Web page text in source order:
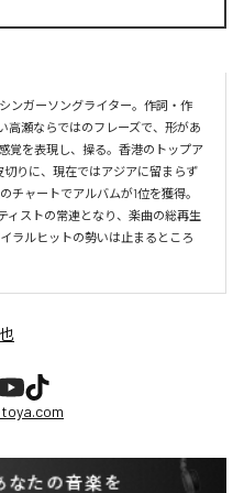
ンガーソングライター。作詞・作
高瀬ならではのフレーズで、形があ
覚を表現し、操る。香港のトップア
りに、現在ではアジアに留まらず
チャートでアルバムが1位を獲得。
ストの常連となり、楽曲の総再生
ラルヒットの勢いは止まるところ